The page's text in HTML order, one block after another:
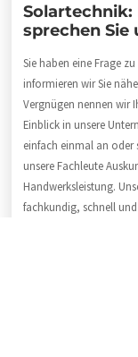
sprechen Sie
Sie haben eine Frage
informieren wir Sie
Vergnügen nennen wir
Einblick in unsere
einfach einmal an oder
unsere Fachleute
Handwerksleistung.
fachkundig, schnell